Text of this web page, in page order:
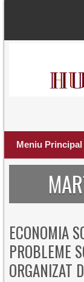
Meniu Principal
ECONOMIA
PROBLEME
ORGANIZAT